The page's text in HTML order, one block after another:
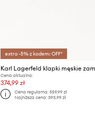
extra -5% z kodem: OFF*
Cena aktualna:
374,99 zł
Cena regularna: 559,99 zł
Najniższa cena: 393,99 zł